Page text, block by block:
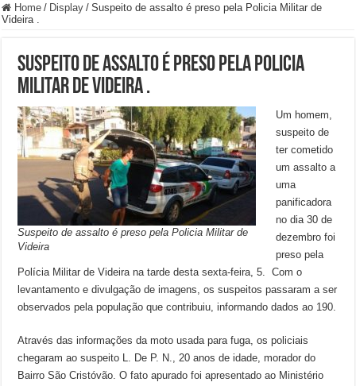
Home / Display / Suspeito de assalto é preso pela Policia Militar de
Videira .
Suspeito de assalto é preso pela Policia
Militar de Videira .
Suspeito de assalto é preso pela Policia Militar de
Videira
Um homem,
suspeito de
ter cometido
um assalto a
uma
panificadora
no dia 30 de
dezembro foi
preso pela
Polícia Militar de Videira na tarde desta sexta-feira, 5. Com o
levantamento e divulgação de imagens, os suspeitos passaram a ser
observados pela população que contribuiu, informando dados ao 190.
Através das informações da moto usada para fuga, os policiais
chegaram ao suspeito L. De P. N., 20 anos de idade, morador do
Bairro São Cristóvão. O fato apurado foi apresentado ao Ministério